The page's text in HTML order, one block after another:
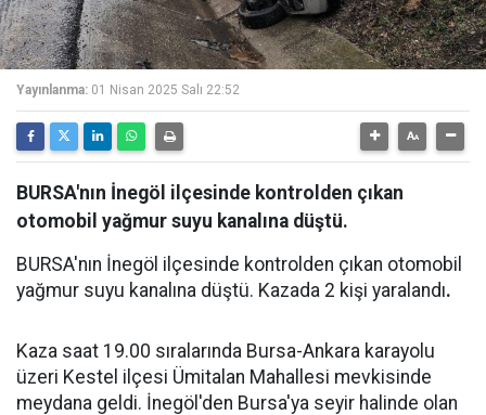
Yayınlanma: 01 Nisan 2025 Salı 22:52
BURSA'nın İnegöl ilçesinde kontrolden çıkan
otomobil yağmur suyu kanalına düştü.
BURSA'nın İnegöl ilçesinde kontrolden çıkan otomobil
yağmur suyu kanalına düştü. Kazada 2 kişi yaralandı.
Kaza saat 19.00 sıralarında Bursa-Ankara karayolu
üzeri Kestel ilçesi Ümitalan Mahallesi mevkisinde
meydana geldi. İnegöl'den Bursa'ya seyir halinde olan